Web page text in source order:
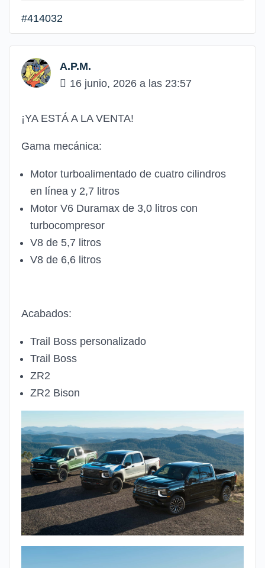
#414032
A.P.M.
16 junio, 2026 a las 23:57
¡YA ESTÁ A LA VENTA!
Gama mecánica:
Motor turboalimentado de cuatro cilindros
en línea y 2,7 litros
Motor V6 Duramax de 3,0 litros con
turbocompresor
V8 de 5,7 litros
V8 de 6,6 litros
Acabados:
Trail Boss personalizado
Trail Boss
ZR2
ZR2 Bison